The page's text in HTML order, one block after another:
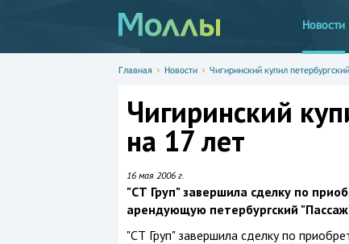
Новости
Главная Новости Чигиринский купил
Чигиринский
на 17 лет
16 мая 2006 г.
"СТ Груп" завершила сделку по
арендующую петербургский
"СТ Груп" завершила сделку по